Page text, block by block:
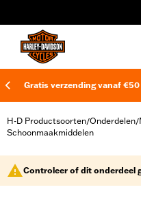
Gratis verzending vanaf
H-D Productsoorten/Onderdelen/
Schoonmaakmiddelen
Controleer of dit onderdeel